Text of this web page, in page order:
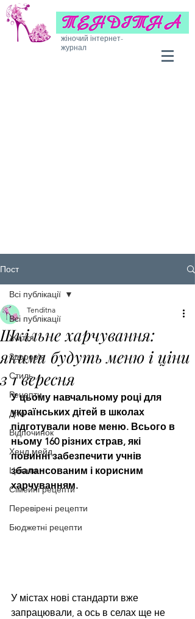
жіночий інтернет-
журнал
Пост
Всі публікації
Життя
Здоров'я
Стиль
Рецепти
Діти
Відпочинок
Хенд мейд
Цитати
Сімейні рецепти
Перевірені рецепти
Бюджетні рецепти
Всі публікації
Шкільне харчування:
якими будуть меню і ціни
з 1 вересня
Tenditna
У цьому навчальному році для
українських дітей в школах
підготували нове меню. Всього в
ньому 160 різних страв, які
повинні забезпечити учнів
збалансованим і корисним
харчуванням.
У містах нові стандарти вже
запрацювали, а ось в селах ще не